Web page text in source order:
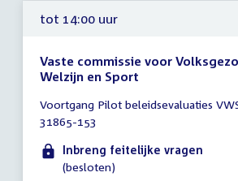
tot 14:00 uur
Vaste commissie voor
Welzijn en Sport
vergadering
tot
14:00
uur
Voortgang Pilot beleidsevaluaties
31865-153
Inbreng feitelijke vragen
(besloten)